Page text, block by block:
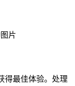
片
得最佳体验。处理